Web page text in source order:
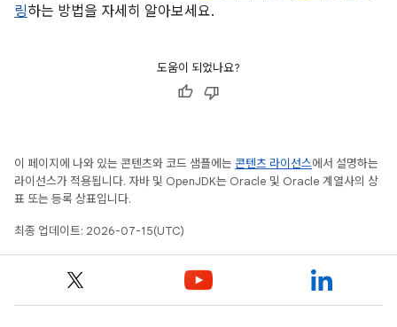
링하는 방법을 자세히 알아보세요.
도움이 되었나요?
이 페이지에 나와 있는 콘텐츠와 코드 샘플에는 콘텐츠 라이선스에서 설명하는
라이선스가 적용됩니다. 자바 및 OpenJDK는 Oracle 및 Oracle 계열사의 상
표 또는 등록 상표입니다.
최종 업데이트: 2026-07-15(UTC)